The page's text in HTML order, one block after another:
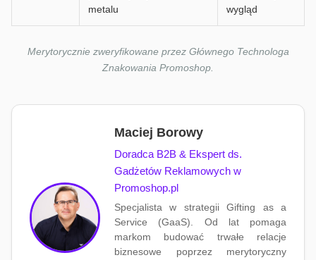
metalu
wygląd
Merytorycznie zweryfikowane przez Głównego Technologa
Znakowania Promoshop.
Maciej Borowy
Doradca B2B & Ekspert ds.
Gadżetów Reklamowych w
Promoshop.pl
Specjalista w strategii Gifting as a
Service (GaaS). Od lat pomaga
markom budować trwałe relacje
biznesowe poprzez merytoryczny